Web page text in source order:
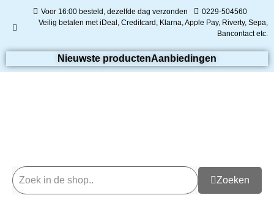
Voor 16:00 besteld, dezelfde dag verzonden
0229-504560
Veilig betalen met iDeal, Creditcard, Klarna, Apple Pay, Riverty, Sepa,
Bancontact etc.
Nieuwste productenAanbiedingen
Zoeken